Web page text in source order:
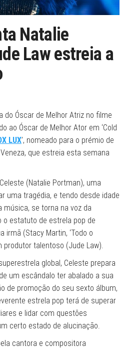
Natalie
Law estreia a
do Óscar de Melhor Atriz no filme
ao Óscar de Melhor Ator em ‘Cold
LUX’, nomeado para o prémio de
que estreia esta semana
(Natalie Portman), uma
uma tragédia, e tendo desde idade
se torna na voz da
o estatuto de estrela pop de
irmã (Stacy Martin, ‘Todo o
produtor talentoso (Jude Law).
global, Celeste prepara
um escândalo ter abalado a sua
de promoção do seu sexto álbum,
estrela pop terá de superar
e lidar com questões
certo estado de alucinação.
cantora e compositora